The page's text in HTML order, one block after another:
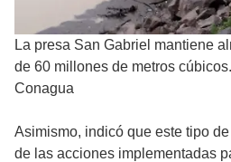
La presa San Gabriel mantiene
de 60 millones de metros cúbicos.
Conagua
Asimismo, indicó que este tipo
de las acciones implementadas